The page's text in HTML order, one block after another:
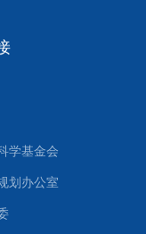
学基金会
划办公室